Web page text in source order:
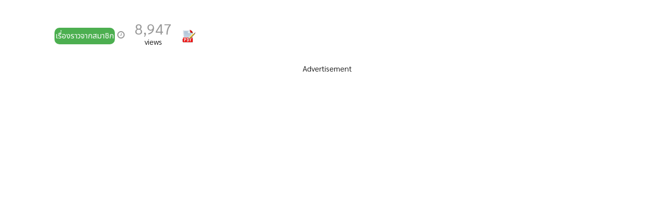
เรื่องราวจากสมาชิก 8,947
views
Advertisement